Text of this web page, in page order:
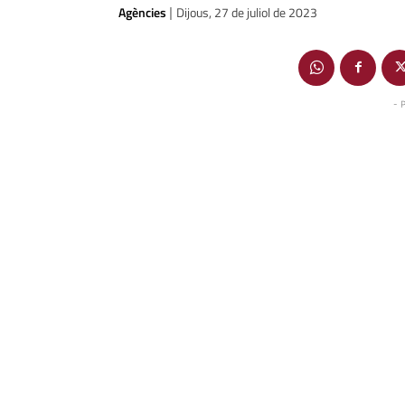
Agències | Dijous, 27 de juliol de 2023
-